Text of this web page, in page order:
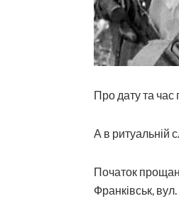
Про дату та
А в ритуальній
Початок
Франківськ,